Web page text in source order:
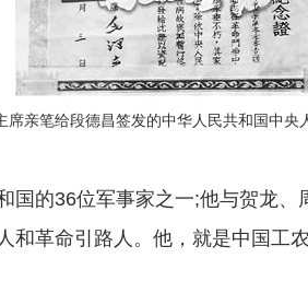
席亲笔给段德昌签发的中华人民共和国中央
的36位军事家之一;他与贺龙、
和革命引路人。他，就是中国工